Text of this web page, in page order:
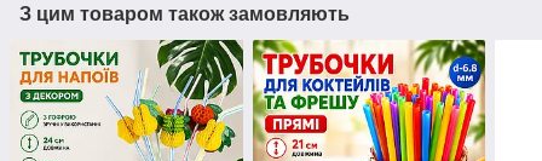
З цим товаром також замовляють